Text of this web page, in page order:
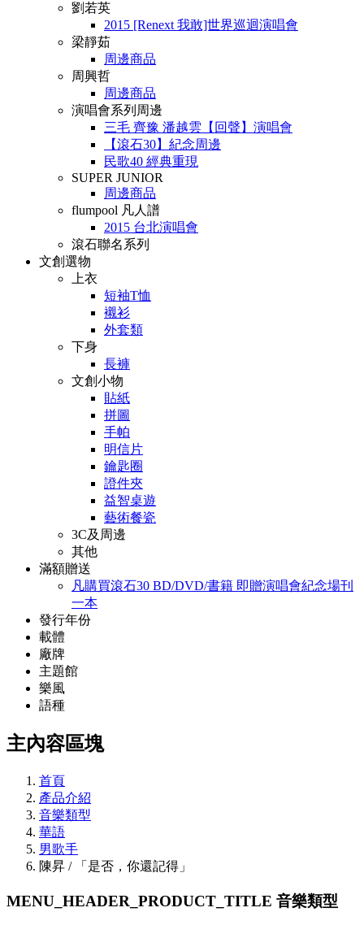
劉若英
2015 [Renext 我敢]世界巡迴演唱會
梁靜茹
周邊商品
周興哲
周邊商品
演唱會系列周邊
三毛 齊豫 潘越雲【回聲】演唱會
【滾石30】紀念周邊
民歌40 經典重現
SUPER JUNIOR
周邊商品
flumpool 凡人譜
2015 台北演唱會
滾石聯名系列
文創選物
上衣
短袖T恤
襯衫
外套類
下身
長褲
文創小物
貼紙
拼圖
手帕
明信片
鑰匙圈
證件夾
益智桌遊
藝術餐瓷
3C及周邊
其他
滿額贈送
凡購買滾石30 BD/DVD/書籍 即贈演唱會紀念場刊
一本
發行年份
載體
廠牌
主題館
樂風
語種
主內容區塊
首頁
產品介紹
音樂類型
華語
男歌手
陳昇 / 「是否，你還記得」
MENU_HEADER_PRODUCT_TITLE 音樂類型